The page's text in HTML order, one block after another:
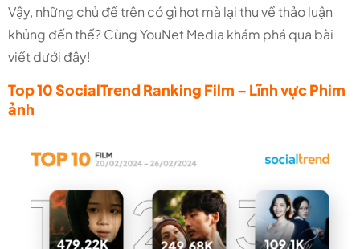
Vậy, những chủ đề trên có gì hot mà lại thu về thảo luận
khủng đến thế? Cùng YouNet Media khám phá qua bài
viết dưới đây!
Top 10 SocialTrend Ranking Film – Lĩnh vực Phim
ảnh